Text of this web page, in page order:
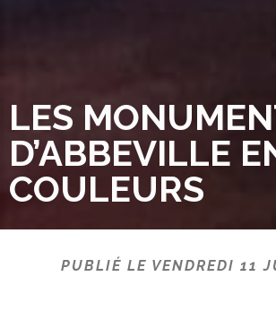
LES
D’ABBEVILLE
COULEURS
PUBLIÉ LE VENDREDI 11